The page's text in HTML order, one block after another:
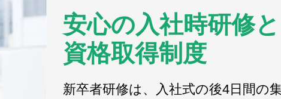
安心の入社時研修と
資格取得制度
新卒者研修は、入社式の後4日間の